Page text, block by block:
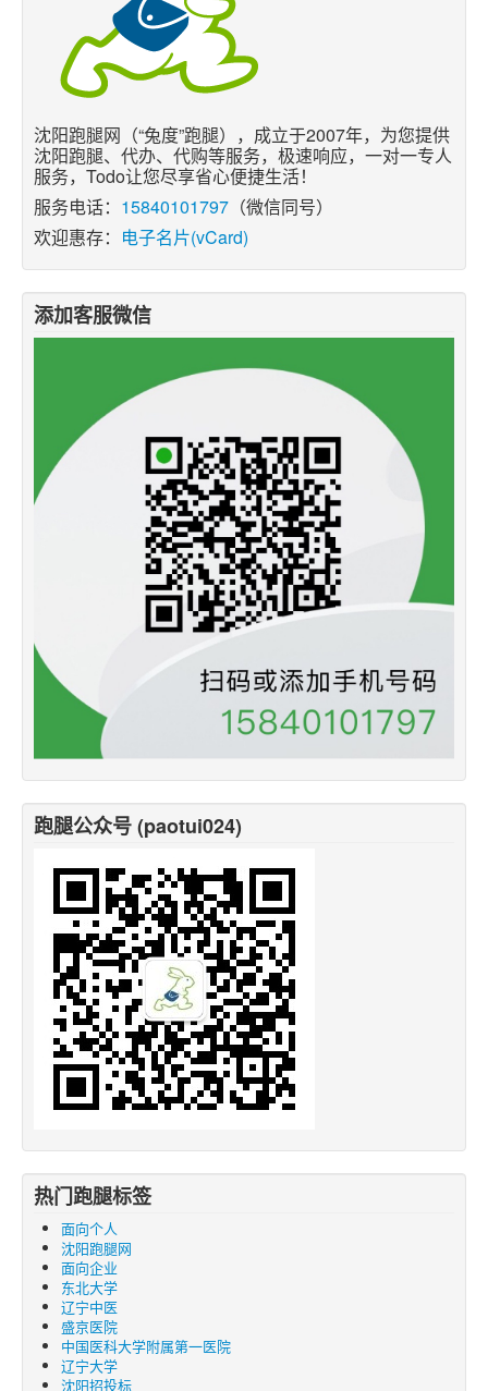
沈阳跑腿网（“兔度”跑腿），成立于2007年，为您提供
沈阳跑腿、代办、代购等服务，极速响应，一对一专人
服务，Todo让您尽享省心便捷生活！
服务电话： 15840101797 （微信同号）
欢迎惠存： 电子名片(vCard)
添加客服微信
跑腿公众号 (paotui024)
热门跑腿标签
面向个人
沈阳跑腿网
面向企业
东北大学
辽宁中医
盛京医院
中国医科大学附属第一医院
辽宁大学
沈阳招投标